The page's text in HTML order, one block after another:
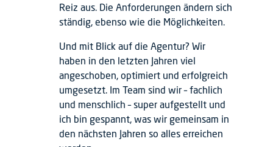
Reiz aus. Die Anforderungen ändern sich
ständig, ebenso wie die Möglichkeiten.
Und mit Blick auf die Agentur? Wir
haben in den letzten Jahren viel
angeschoben, optimiert und erfolgreich
umgesetzt. Im Team sind wir – fachlich
und menschlich – super aufgestellt und
ich bin gespannt, was wir gemeinsam in
den nächsten Jahren so alles erreichen